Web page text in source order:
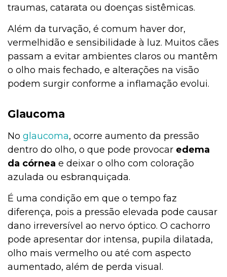
traumas, catarata ou doenças sistêmicas.
Além da turvação, é comum haver dor,
vermelhidão e sensibilidade à luz. Muitos cães
passam a evitar ambientes claros ou mantêm
o olho mais fechado, e alterações na visão
podem surgir conforme a inflamação evolui.
Glaucoma
No glaucoma, ocorre aumento da pressão
dentro do olho, o que pode provocar edema
da córnea e deixar o olho com coloração
azulada ou esbranquiçada.
É uma condição em que o tempo faz
diferença, pois a pressão elevada pode causar
dano irreversível ao nervo óptico. O cachorro
pode apresentar dor intensa, pupila dilatada,
olho mais vermelho ou até com aspecto
aumentado, além de perda visual.